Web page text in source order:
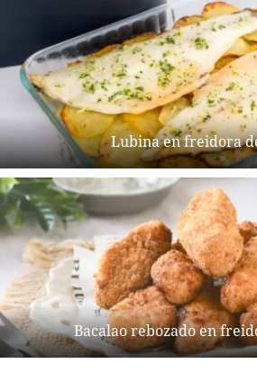
Lubina en freidora
Bacalao rebozado en